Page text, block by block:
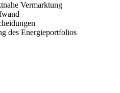
Vermarktung
des Energieportfolios